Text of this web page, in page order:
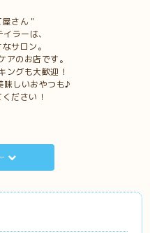
さん＂
ラーは、
サロン。
アのお店です。
ングも大歓迎！
味しいおやつも♪
ださい！